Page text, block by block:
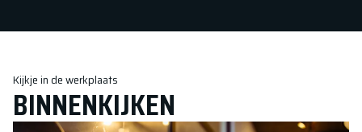
Kijkje in de werkplaats
BINNENKIJKEN